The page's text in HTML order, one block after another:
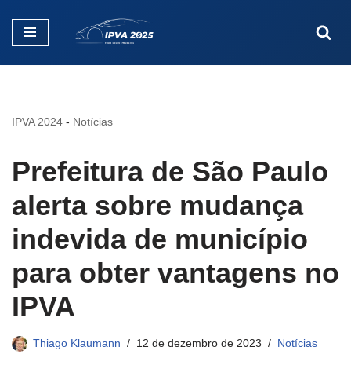
Pular
IPVA 2024 - Notícias
Prefeitura de São Paulo
alerta sobre mudança
indevida de município
para obter vantagens no
IPVA
Thiago Klaumann 12 de dezembro de 2023 Notícias